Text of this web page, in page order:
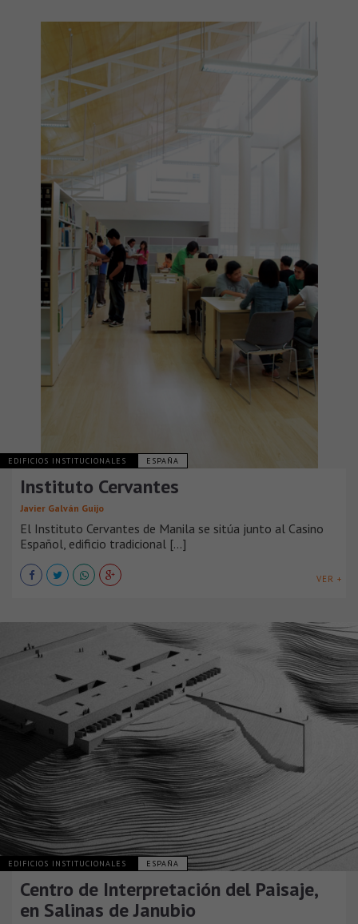
EDIFICIOS INSTITUCIONALES ESPAÑA
Instituto Cervantes
Javier Galván Guijo
El Instituto Cervantes de Manila se sitúa junto al Casino
Español, edificio tradicional [...]
VER +
EDIFICIOS INSTITUCIONALES ESPAÑA
Centro de Interpretación del Paisaje,
en Salinas de Janubio